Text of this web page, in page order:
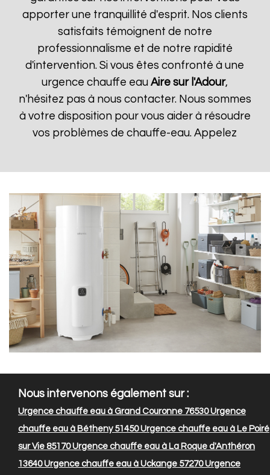
apporter une tranquillité d'esprit. Nos clients
satisfaits témoignent de notre
professionnalisme et de notre rapidité
d'intervention. Si vous êtes confronté à une
urgence chauffe eauAire sur l'Adour,
n'hésitez pas à nous contacter. Nous sommes
à votre disposition pour vous aider à résoudre
vos problèmes de chauffe-eau. Appelez
Nous intervenons également sur :
Urgence chauffe eau à Grand Couronne 76530Urgence
chauffe eau à Bétheny 51450Urgence chauffe eau à Le Poiré
sur Vie 85170Urgence chauffe eau à La Roque d'Anthéron
13640Urgence chauffe eau à Uckange 57270Urgence